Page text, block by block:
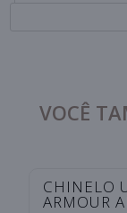
VOCÊ
CHINELO
ARMOUR